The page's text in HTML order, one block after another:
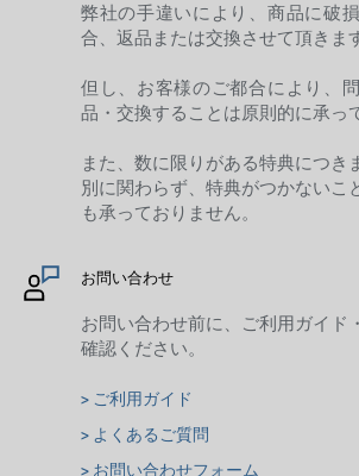
弊社の手違いにより、商品に破
合、返品または交換させて頂きま
但し、お客様のご都合により、
品・交換することは原則的に承っ
また、数に限りがある特典につき
別に関わらず、特典がつかないこ
も承っておりません。
お問い合わせ
お問い合わせ前に、ご利用ガイド
確認ください。
> ご利用ガイド
> よくあるご質問
> お問い合わせフォーム